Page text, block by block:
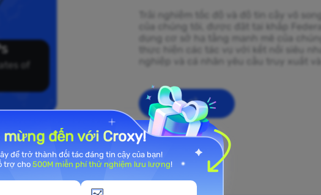
of
Trải nghiệm tốc độ và độ tin cậy vô
của chúng tôi, được đặt tại khắp
dụng cơ sở hạ tầng mạnh mẽ của
thực hiện các tác vụ với kết nối siêu
nghiệp và cá nhân yêu cầu truy xuất
Bắt đầu
mừng đến với Croxy!
để trở thành đối tác đáng tin cậy của bạn!
trợ cho 500M miễn phí thử nghiệm lưu lượng!